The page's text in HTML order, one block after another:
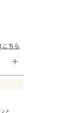
ちら
合は
だ